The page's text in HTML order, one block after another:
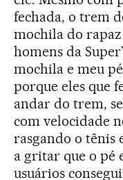
fechada, o trem
mochila do rapaz
homens da
mochila e meu
porque eles que
andar do trem,
com velocidade
rasgando o tênis
a gritar que o pé
usuários